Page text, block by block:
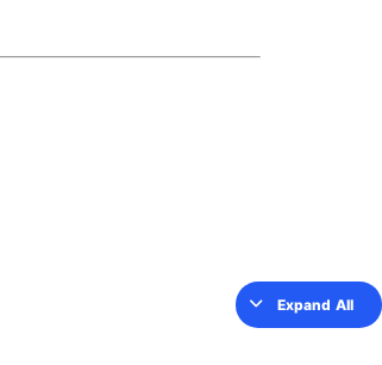
Expand All